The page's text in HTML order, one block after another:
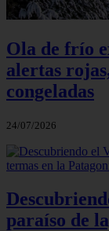
Ola de frío
alertas
congeladas
24/07/2026
paraíso de